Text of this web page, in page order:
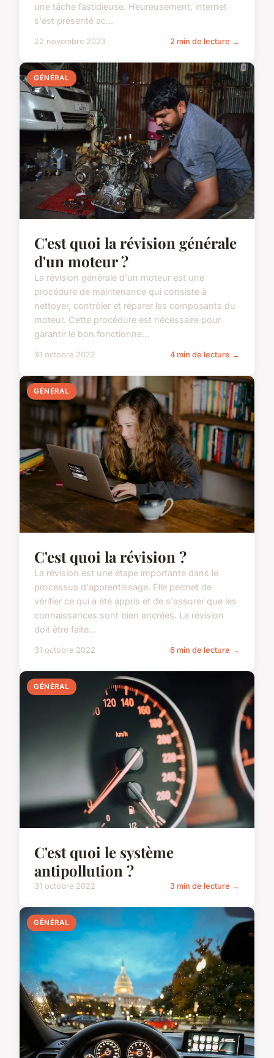
une tâche fastidieuse. Heureusement, internet
s'est présenté ac...
22 novembre 2023 2 min de lecture →
GÉNÉRAL
C'est quoi la révision générale
d'un moteur ?
La révision générale d'un moteur est une
procédure de maintenance qui consiste à
nettoyer, contrôler et réparer les composants du
moteur. Cette procédure est nécessaire pour
garantir le bon fonctionne...
31 octobre 2022 4 min de lecture →
GÉNÉRAL
C'est quoi la révision ?
La révision est une étape importante dans le
processus d'apprentissage. Elle permet de
vérifier ce qui a été appris et de s'assurer que les
connaissances sont bien ancrées. La révision
doit être faite...
31 octobre 2022 6 min de lecture →
GÉNÉRAL
C'est quoi le système
antipollution ?
31 octobre 2022 3 min de lecture →
GÉNÉRAL